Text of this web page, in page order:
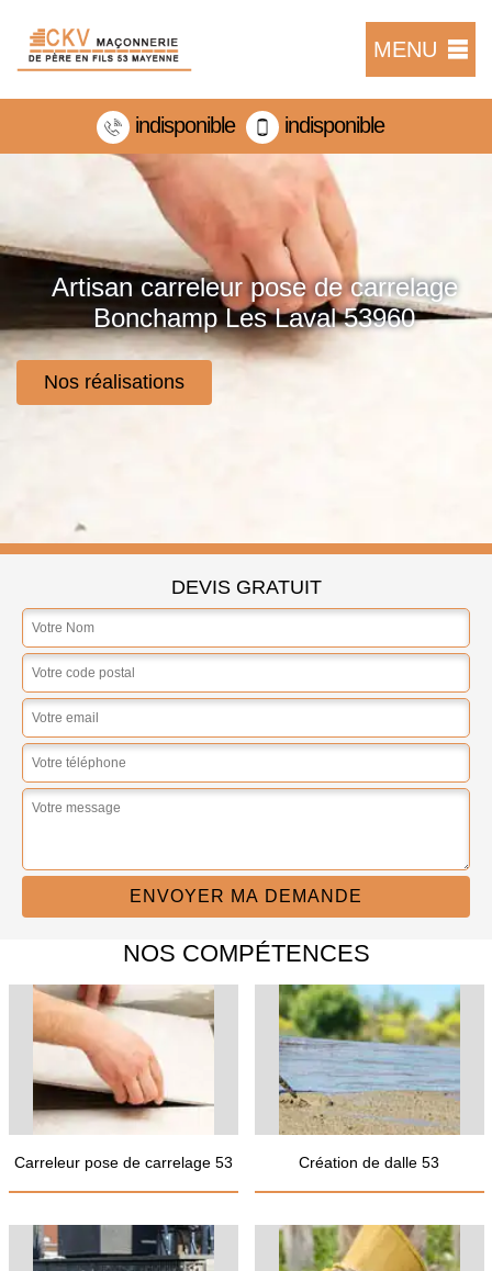
MENU
indisponible indisponible
Artisan carreleur pose de carrelage
Bonchamp Les Laval 53960
Nos réalisations
DEVIS GRATUIT
NOS COMPÉTENCES
Carreleur pose de carrelage 53 Création de dalle 53